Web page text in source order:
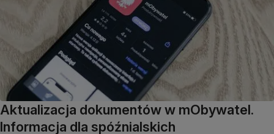
Aktualizacja dokumentów w mObywatel.
Informacja dla spóźnialskich